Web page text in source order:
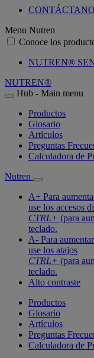
Menu Nutren
Conoce los
NUTREN®
NUTREN®
Hub - Main menu
Productos
Glosario
Artículos
Preguntas
Calculadora de
Nutren
A+ Para
use los accesos
CTRL+ (para
teclado.
A- Para
use los atajos
CTRL+ (para
teclado.
Alto contraste
Productos
Glosario
Artículos
Preguntas
Calculadora de